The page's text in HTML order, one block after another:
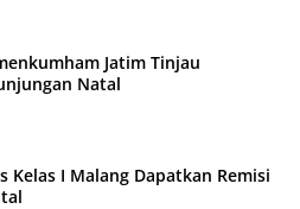
Jatim Tinjau
Natal
Kelas I Malang Dapatkan Remisi